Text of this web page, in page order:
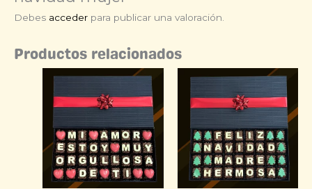
Debes acceder para publicar una valoración.
Productos relacionados